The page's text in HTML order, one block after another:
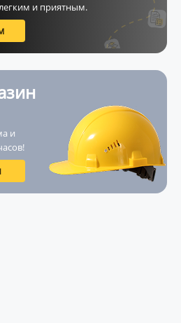
и приятным.
и